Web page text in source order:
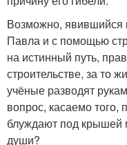
Возможно, явившийся
Павла и с помощью
на истинный путь,
строительстве, за то
учёные разводят
вопрос, касаемо того,
блуждают под крышей
души?